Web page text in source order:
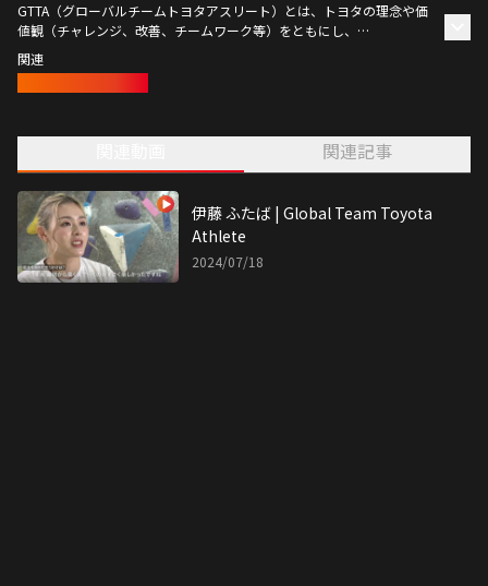
GTTA（グローバルチームトヨタアスリート）とは、トヨタの理念や価
値観（チャレンジ、改善、チームワーク等）をともにし、
自らの限界を超えてチャレンジする「StartYourImpossible」を体現す
るアスリートたち。GTTAの想い描く未来に迫る。
全日本、アジア、世界の全タイトルを獲得。
2017年 ボルダリング・ジャパンカップでは
史上最年少の14歳9ヶ月で優勝。
2020年のスピードジャパンカップで優勝し
ジャパンカップ２連覇を飾る。
関連
関連記事
伊藤 ふたば | Global Team Toyota
Athlete
2024/07/18